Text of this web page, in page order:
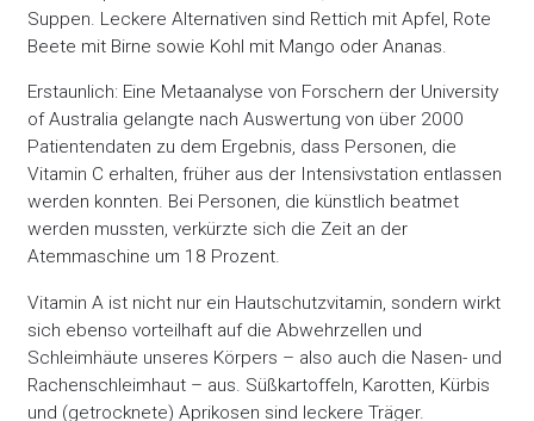
Suppen. Leckere Alternativen sind Rettich mit Apfel, Rote
Beete mit Birne sowie Kohl mit Mango oder Ananas.
Erstaunlich: Eine Metaanalyse von Forschern der University
of Australia gelangte nach Auswertung von über 2000
Patientendaten zu dem Ergebnis, dass Personen, die
Vitamin C erhalten, früher aus der Intensivstation entlassen
werden konnten. Bei Personen, die künstlich beatmet
werden mussten, verkürzte sich die Zeit an der
Atemmaschine um 18 Prozent.
Vitamin A ist nicht nur ein Hautschutzvitamin, sondern wirkt
sich ebenso vorteilhaft auf die Abwehrzellen und
Schleimhäute unseres Körpers – also auch die Nasen- und
Rachenschleimhaut – aus. Süßkartoffeln, Karotten, Kürbis
und (getrocknete) Aprikosen sind leckere Träger.